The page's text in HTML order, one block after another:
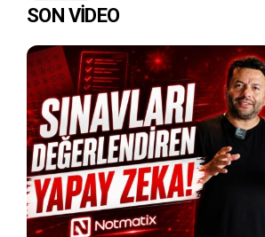
SON VİDEO